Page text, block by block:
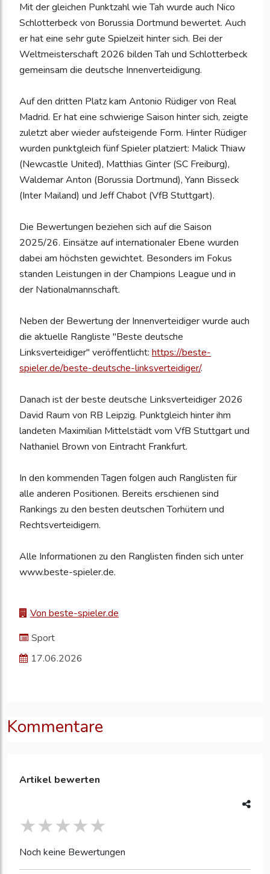
Mit der gleichen Punktzahl wie Tah wurde auch Nico
Schlotterbeck von Borussia Dortmund bewertet. Auch
er hat eine sehr gute Spielzeit hinter sich. Bei der
Weltmeisterschaft 2026 bilden Tah und Schlotterbeck
gemeinsam die deutsche Innenverteidigung.
Auf den dritten Platz kam Antonio Rüdiger von Real
Madrid. Er hat eine schwierige Saison hinter sich, zeigte
zuletzt aber wieder aufsteigende Form. Hinter Rüdiger
wurden punktgleich fünf Spieler platziert: Malick Thiaw
(Newcastle United), Matthias Ginter (SC Freiburg),
Waldemar Anton (Borussia Dortmund), Yann Bisseck
(Inter Mailand) und Jeff Chabot (VfB Stuttgart).
Die Bewertungen beziehen sich auf die Saison
2025/26. Einsätze auf internationaler Ebene wurden
dabei am höchsten gewichtet. Besonders im Fokus
standen Leistungen in der Champions League und in
der Nationalmannschaft.
Neben der Bewertung der Innenverteidiger wurde auch
die aktuelle Rangliste "Beste deutsche
Linksverteidiger" veröffentlicht: https://beste-
spieler.de/beste-deutsche-linksverteidiger/.
Danach ist der beste deutsche Linksverteidiger 2026
David Raum von RB Leipzig. Punktgleich hinter ihm
landeten Maximilian Mittelstädt vom VfB Stuttgart und
Nathaniel Brown von Eintracht Frankfurt.
In den kommenden Tagen folgen auch Ranglisten für
alle anderen Positionen. Bereits erschienen sind
Rankings zu den besten deutschen Torhütern und
Rechtsverteidigern.
Alle Informationen zu den Ranglisten finden sich unter
www.beste-spieler.de.
Von beste-spieler.de
Sport
17.06.2026
Kommentare
Artikel bewerten
Noch keine Bewertungen